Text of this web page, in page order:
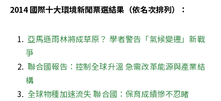
2014 國際十大環境新聞票選結果（依名次排列）：
亞馬遜雨林將成草原？ 學者警告「氣候變遷」新戰
爭
聯合國報告：控制全球升溫 急需改革能源與產業結
構
全球物種加速流失 聯合國：保育成績慘不忍睹